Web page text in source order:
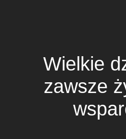
Wielkie
zawsze